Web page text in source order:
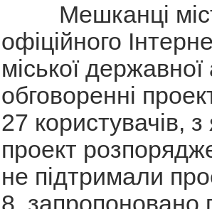
Мешканці міста
офіційного
міської державної
обговоренні
27 користувачів,
проект
не підтримали
8, запропоновано